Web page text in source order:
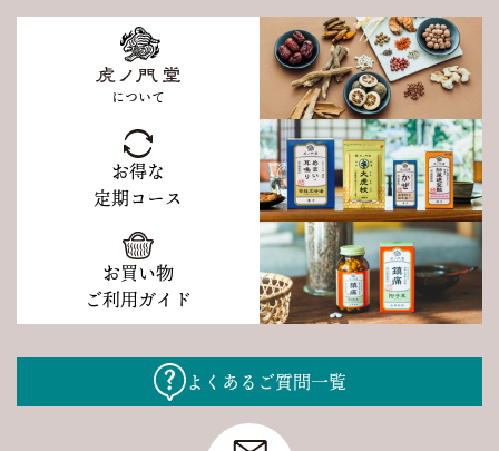
について
お得な
定期コース
お買い物
ご利用ガイド
よくあるご質問一覧